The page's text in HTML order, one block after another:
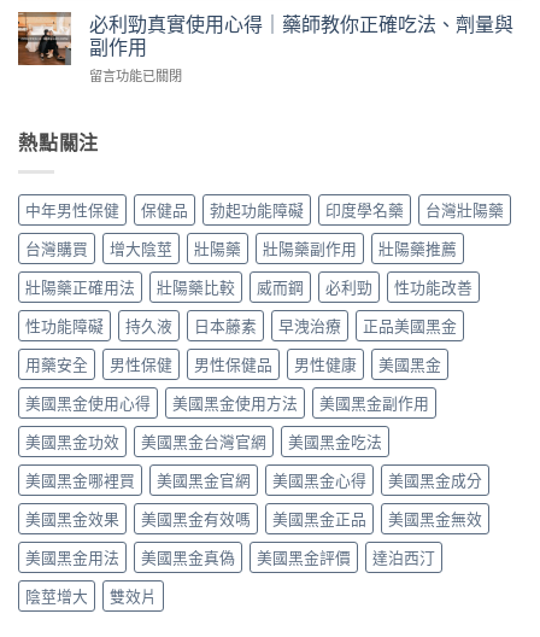
用
三
個
得：
成
吃
法、
副
用
與
真
假
辨
別〉
中
師
親
經
每
養、
副
用
與
價
格〉
中
鋼
差
在
哪？
親
較
藥
時
間、
硬
度、
副
用，
一
次
搞
懂
怎
麼
選〉
中
而
鋼
怎
麼
有
師
親
經
驗
談
劑
量、
間
點
與
常
見
副
作
用〉
中
必利勁真實使用心得｜藥師教你正確吃法、劑量與
副作用
在
勁
真
使
用
心
得
｜
藥
師
教
正
確
吃
法、
劑
量
與
副
作
用〉
中
留言功能已關閉
熱點關注
中年男性保健 保健品 勃起功能障礙 印度學名藥
台灣壯陽藥
台灣購買
增大陰莖 壯陽藥 壯陽藥副作用
壯陽藥推薦
壯陽藥正確用法
壯陽藥比較 威而鋼 必利勁
性功能改善
性功能障礙
持久液 日本藤素 早洩治療
正品美國黑金
用藥安全
男性保健 男性保健品 男性健康
美國黑金
美國黑金使用心得
美國黑金使用方法
美國黑金副作用
美國黑金功效
美國黑金台灣官網
美國黑金吃法
美國黑金哪裡買
美國黑金官網 美國黑金心得
美國黑金成分
美國黑金效果
美國黑金有效嗎 美國黑金正品
美國黑金無效
美國黑金用法
美國黑金真偽 美國黑金評價
達泊西汀
陰莖增大
雙效片